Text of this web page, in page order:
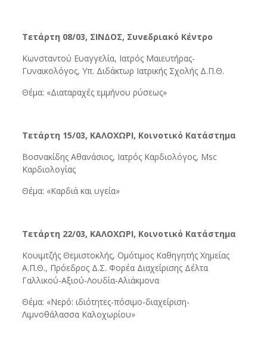
Τετάρτη 08/03, ΣΙΝΔΟΣ, Συνεδριακό Κέντρο
Κωνσταντού Ευαγγελία, Ιατρός Μαιευτήρας-
Γυναικολόγος, Υπ. Διδάκτωρ Ιατρικής Σχολής Δ.Π.Θ.
Θέμα: «Διαταραχές εμμήνου ρύσεως»
Τετάρτη 15/03, ΚΑΛΟΧΩΡΙ, Κοινοτικό Κατάστημα
Βοσνακίδης Αθανάσιος, Ιατρός Καρδιολόγος, Μsc
Καρδιολογίας
Θέμα: «Καρδιά και υγεία»
Τετάρτη 22/03, ΚΑΛΟΧΩΡΙ, Κοινοτικό Κατάστημα
Κουιμτζής Θεμιστοκλής, Ομότιμος Καθηγητής Χημείας
Α.Π.Θ., Πρόεδρος Δ.Σ. Φορέα Διαχείρισης Δέλτα
Γαλλικού-Αξιού-Λουδία-Αλιάκμονα
Θέμα: «Νερό: ιδιότητες-πόσιμο-διαχείριση-
Λιμνοθάλασσα Καλοχωρίου»